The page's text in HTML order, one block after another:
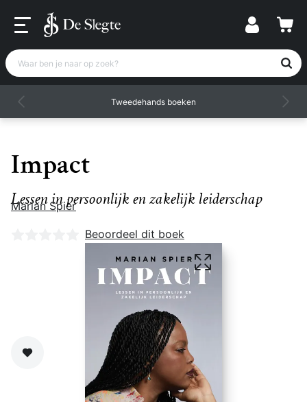
Waar ben je naar op zoek?
Tweedehands boeken
Impact
Lessen in persoonlijk en zakelijk leiderschap
Marian Spier
Nog geen beoordelingen
Beoordeel dit boek